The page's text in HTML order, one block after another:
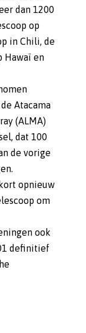
dan 1200
op
in Chili, de
Hawaï en
Atacama
(ALMA)
dat 100
de vorige
opnieuw
om
ook
definitief